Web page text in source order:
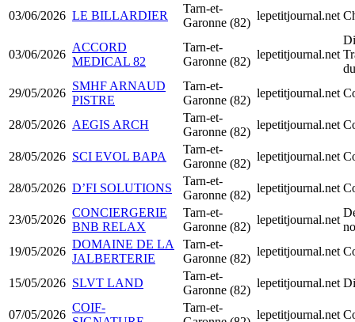
03/06/2026 LE BILLARDIER
Tarn-et-
Garonne (82)
lepetitjournal.net
03/06/2026
ACCORD
MEDICAL 82
Tarn-et-
Garonne (82)
lepetitjournal.net
29/05/2026
SMHF ARNAUD
PISTRE
Tarn-et-
Garonne (82)
lepetitjournal.net
28/05/2026 AEGIS ARCH
Tarn-et-
Garonne (82)
lepetitjournal.net
28/05/2026 SCI EVOL BAPA
Tarn-et-
Garonne (82)
lepetitjournal.net
28/05/2026 D’FI SOLUTIONS
Tarn-et-
Garonne (82)
lepetitjournal.net
23/05/2026
CONCIERGERIE
BNB RELAX
Tarn-et-
Garonne (82)
lepetitjournal.net
19/05/2026
DOMAINE DE LA
JALBERTERIE
Tarn-et-
Garonne (82)
lepetitjournal.net
15/05/2026 SLVT LAND
Tarn-et-
Garonne (82)
lepetitjournal.net
07/05/2026
COIF-
Tarn-et-
lepetitjournal.net